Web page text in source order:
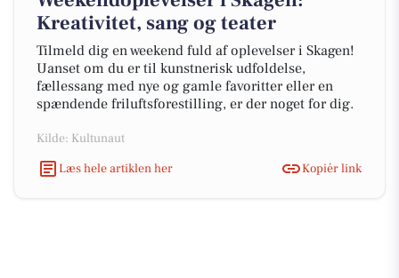
Kreativitet, sang og teater
Tilmeld dig en weekend fuld af oplevelser i Skagen!
Uanset om du er til kunstnerisk udfoldelse,
fællessang med nye og gamle favoritter eller en
spændende friluftsforestilling, er der noget for dig.
Kilde: Kultunaut
Læs hele artiklen her
Kopiér link